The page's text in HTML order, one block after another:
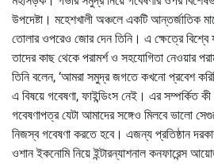
উপদেষ্টা। মহেশখালী অঞ্চলে একটি আন্তর্জাতিক
তোলার ওপরেও জোর দেন তিনি। এ ক্ষেত্রে বিশ্বে
তাদের কাছ থেকে পরামর্শ ও সহযোগিতা নেওয়ার
তিনি বলেন, ‘আমরা সমুদ্র জগতে কখনো প্রবেশ
এ বিষয়ে গবেষণা, ফাইন্ডিংস নেই। এর সম্পর্কিত
গবেষণাপত্র যেটা আমাদের সঙ্গেও মিলবে ভালো
নিজস্ব গবেষণা করতে হবে। এজন্য প্রতিষ্ঠান
ওশান ইকনোমি নিয়ে ইন্টারন্যাশনাল কনফারেন্স